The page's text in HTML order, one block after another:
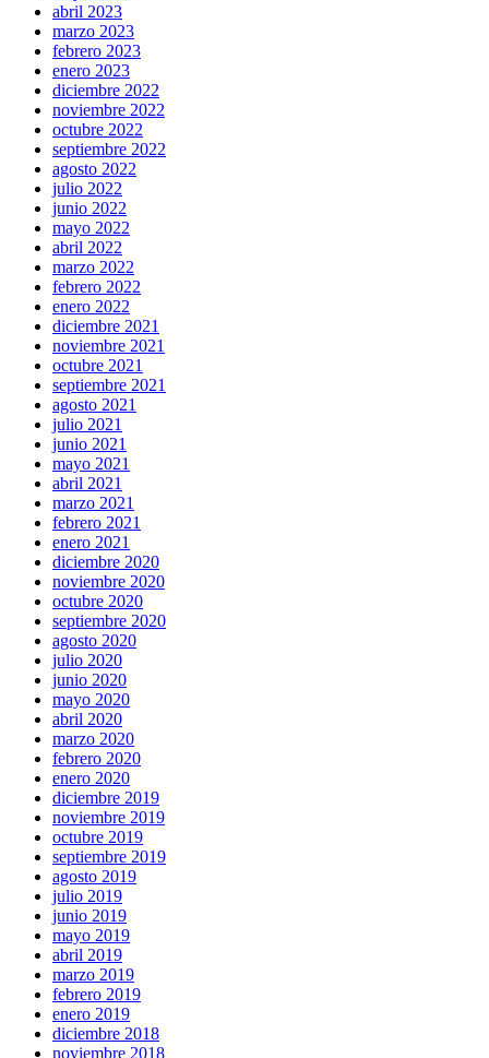
abril 2023
marzo 2023
febrero 2023
enero 2023
diciembre 2022
noviembre 2022
octubre 2022
septiembre 2022
agosto 2022
julio 2022
junio 2022
mayo 2022
abril 2022
marzo 2022
febrero 2022
enero 2022
diciembre 2021
noviembre 2021
octubre 2021
septiembre 2021
agosto 2021
julio 2021
junio 2021
mayo 2021
abril 2021
marzo 2021
febrero 2021
enero 2021
diciembre 2020
noviembre 2020
octubre 2020
septiembre 2020
agosto 2020
julio 2020
junio 2020
mayo 2020
abril 2020
marzo 2020
febrero 2020
enero 2020
diciembre 2019
noviembre 2019
octubre 2019
septiembre 2019
agosto 2019
julio 2019
junio 2019
mayo 2019
abril 2019
marzo 2019
febrero 2019
enero 2019
diciembre 2018
noviembre 2018